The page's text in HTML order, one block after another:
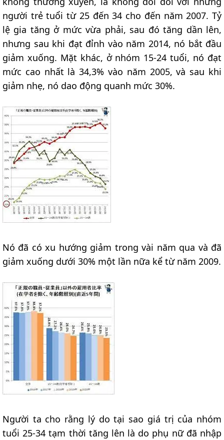
người trẻ tuổi từ 25 đến 34 cho đến năm 2007. Tỷ
lệ gia tăng ở mức vừa phải, sau đó tăng dần lên,
nhưng sau khi đạt đỉnh vào năm 2014, nó bắt đầu
giảm xuống. Mặt khác, ở nhóm 15-24 tuổi, nó đạt
mức cao nhất là 34,3% vào năm 2005, và sau khi
giảm nhẹ, nó dao động quanh mức 30%.
Nó đã có xu hướng giảm trong vài năm qua và đã
giảm xuống dưới 30% một lần nữa kể từ năm 2009.
Người ta cho rằng lý do tại sao giá trị của nhóm
tuổi 25-34 tạm thời tăng lên là do phụ nữ đã nhập